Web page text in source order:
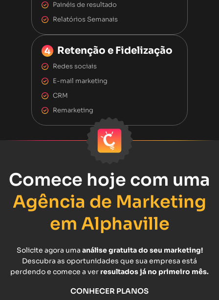
Painéis de resultado
Relatórios Semanais
Retenção e Fidelização
Redes sociais
E-mail marketing
CRM
Remarketing
Comece hoje com uma
Agência de Marketing
em Alphaville
Solicite agora uma análise gratuita do seu marketing!
Descubra as oportunidades que sua empresa está
perdendo e comece a ver resultados já no primeiro mês.
CONHECER PLANOS